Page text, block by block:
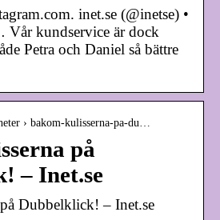
inet.se (@inetse) •
kundservice är dock
Petra och Daniel så bättre
› bakom-kulisserna-pa-du…
på
– Inet.se
Dubbelklick! – Inet.se